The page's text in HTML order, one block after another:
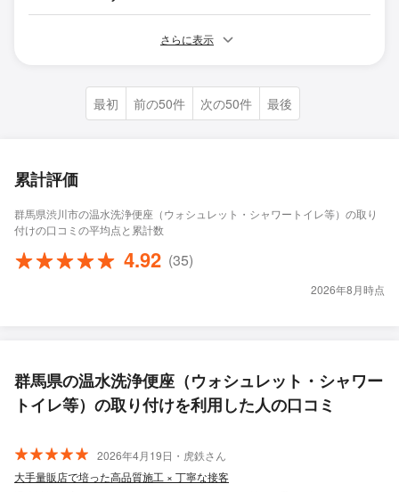
さらに表示
最初 前の50件 次の50件 最後
累計評価
群馬県渋川市の温水洗浄便座（ウォシュレット・シャワートイレ等）の取り
付けの口コミの平均点と累計数
4.92 (35)
2026年8月時点
群馬県の温水洗浄便座（ウォシュレット・シャワー
トイレ等）の取り付けを利用した人の口コミ
2026年4月19日・虎鉄さん
大手量販店で培った高品質施工 × 丁寧な接客